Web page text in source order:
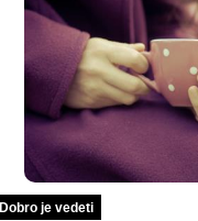
Dobro je vedeti